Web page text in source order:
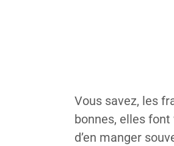
Vous savez, les
bonnes, elles
d’en manger